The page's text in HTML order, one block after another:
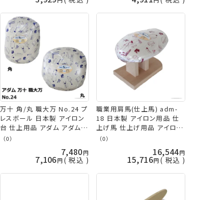
万十 角/丸 職大万 No.24 プ
レスボール 日本製 アイロン
台 仕上用品 アダム アダム商
会 ADM 手芸の山久
（0）
7,480
7,106 税込
職業用肩馬(仕上馬) adm-
18 日本製 アイロン用品 仕
上げ馬 仕上げ用品 アイロン
台 アダム アダム商会 ADM
（0）
16,544
15,716 税込